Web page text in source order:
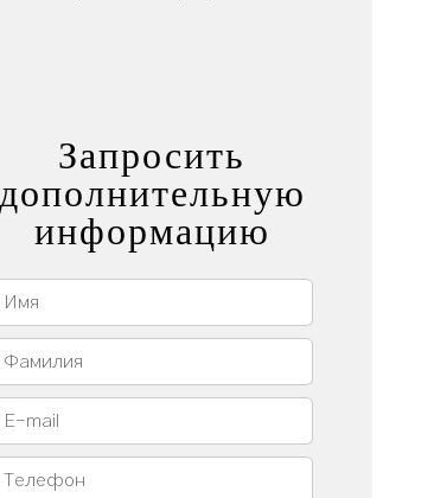
Запросить
дополнительную
информацию